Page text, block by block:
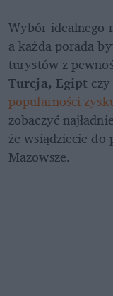
Wybór idealnego
a każda porada
Turcja, Egipt
popularności
zobaczyć
że wsiądziecie do
Mazowsze.